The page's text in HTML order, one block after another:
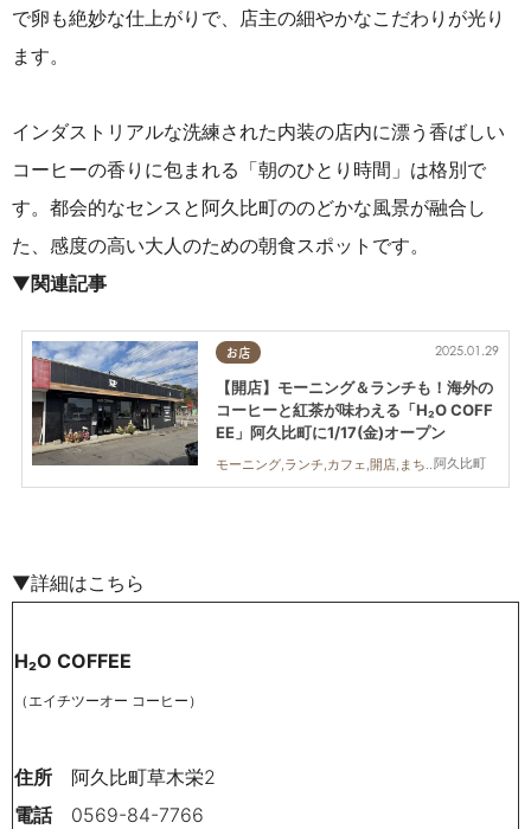
で卵も絶妙な仕上がりで、店主の細やかなこだわりが光り
ます。
インダストリアルな洗練された内装の店内に漂う香ばしい
コーヒーの香りに包まれる「朝のひとり時間」は格別で
す。都会的なセンスと阿久比町ののどかな風景が融合し
た、感度の高い大人のための朝食スポットです。
▼関連記事
お店
阿久比町
2025.01.29
【開店】モーニング＆ランチも！海外の
コーヒーと紅茶が味わえる「H₂O COFF
EE」阿久比町に1/17(金)オープン
モーニング,ランチ,カフェ,開店,まちネタ
▼詳細はこちら
H₂O COFFEE
（エイチツーオー コーヒー）
住所 阿久比町草木栄2
電話0569-84-7766